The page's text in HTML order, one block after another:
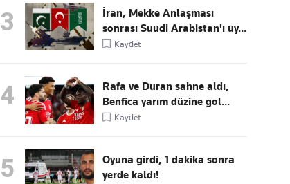
3
İran, Mekke Anlaşması
sonrası Suudi Arabistan'ı uy...
Kaydet
4
Rafa ve Duran sahne aldı,
Benfica yarım düzine gol...
Kaydet
5
Oyuna girdi, 1 dakika sonra
yerde kaldı!